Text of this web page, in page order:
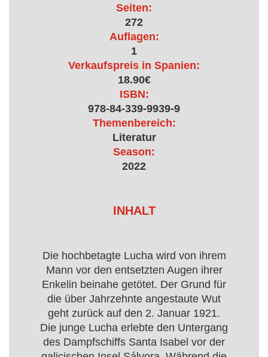
Seiten:
272
Auflagen:
1
Verkaufspreis in Spanien:
18.90€
ISBN:
978-84-339-9939-9
Themenbereich:
Literatur
Season:
2022
INHALT
Die hochbetagte Lucha wird von ihrem
Mann vor den entsetzten Augen ihrer
Enkelin beinahe getötet. Der Grund für
die über Jahrzehnte angestaute Wut
geht zurück auf den 2. Januar 1921.
Die junge Lucha erlebte den Untergang
des Dampfschiffs Santa Isabel vor der